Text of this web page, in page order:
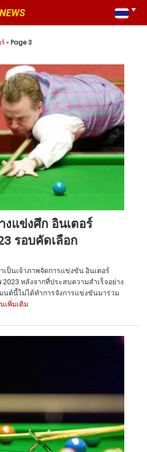
» Page 3
งแข่งศึก อินเตอร์
รอบคัดเลือก
เป็นเจ้าภาพจัดการแข่งขัน อินเตอร์
หลังจากที่ประสบความสำเร็จอย่าง
นต์นี้ไม่ได้ทำการจังการแข่งขันมาร่วม
เพิ่มเติม